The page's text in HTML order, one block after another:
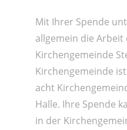
Mit Ihrer Spende
allgemein die Arbeit
Kirchengemeinde
Kirchengemeinde
acht
Halle. Ihre Spende
in der